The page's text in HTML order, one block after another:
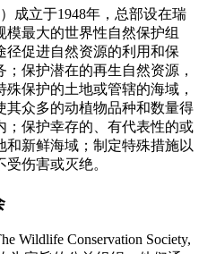
成立于1948年，总部设在瑞
最大的世界性自然保护组
径促进自然资源的利用和保
保护潜在的再生自然资源，
保护的土地或管辖的海域，
其众多的动植物品种和数量得
；保护幸存的、有代表性的或
新鲜海域；制定特殊措施以
伤害或灭绝。
Wildlife Conservation Society,